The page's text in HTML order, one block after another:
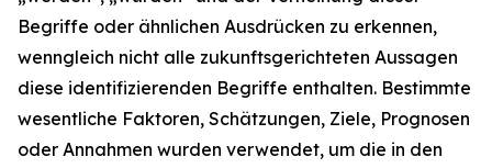
Begriffe oder ähnlichen Ausdrücken zu erkennen,
wenngleich nicht alle zukunftsgerichteten Aussagen
diese identifizierenden Begriffe enthalten. Bestimmte
wesentliche Faktoren, Schätzungen, Ziele, Prognosen
oder Annahmen wurden verwendet, um die in den